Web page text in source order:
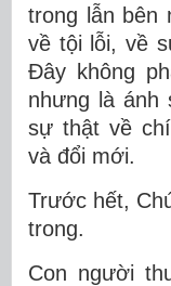
trong lẫn bên
về tội lỗi, về
Đây không
nhưng là ánh
sự thật về
và đổi mới.
Trước hết,
trong.
Con người